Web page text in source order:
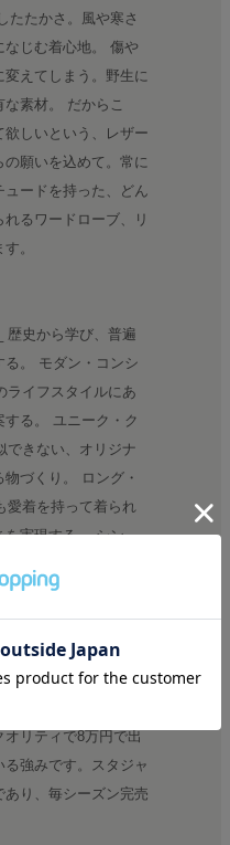
たたかさ。風や寒さ
なじむ着心地。 傷や
えてしまう。野生に
素材。 だからこ
しいという、レザー
願いを込めて。常に
ードを持った、どん
るワードローブ、リ
。
歴史から学び、普遍
る。 モダン・コンシ
ライフスタイルにあ
る。 ユニーク・ク
できない、オリジナ
づくり。 ロング・
愛着を持って着られ
を実現する。 シン
性である、エージン
。
ACANTHUSは手掛
る価格になってし
リティで8万円で出
強みです。スタジャ
あり、毎シーズン完売